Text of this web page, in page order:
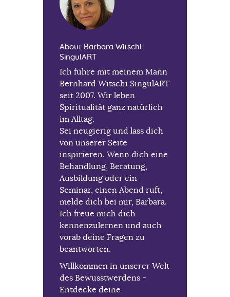
About Barbara Witschi
SingulART
Ich führe mit meinem Mann
Bernhard Witschi SingulART
seit 2007. Wir leben
Spiritualität ganz natürlich
im Alltag.
Sei neugierig und lass dich
von unserer Seite
inspirieren. Wenn dich eine
Behandlung, Beratung,
Ausbildung oder ein
Seminar, einen Abend ruft,
melde dich bei mir, Barbara.
Ich freue mich dich
kennenzulernen und auch
vorab deine Fragen zu
beantworten.
Willkommen in unserer Welt
des Bewusstwerdens -
Entdecke deine